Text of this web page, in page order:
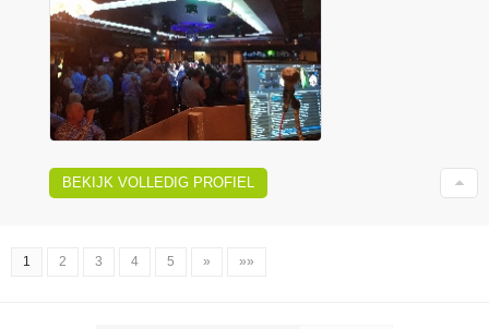
BEKIJK VOLLEDIG PROFIEL
1 2 3 4 5 » »»